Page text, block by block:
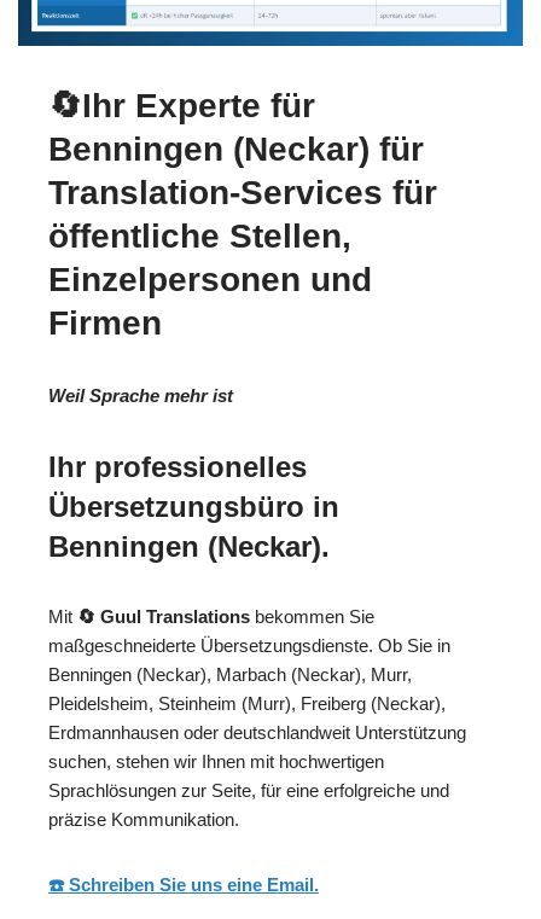
🔄Ihr Experte für
Benningen (Neckar) für
Translation-Services für
öffentliche Stellen,
Einzelpersonen und
Firmen
Weil Sprache mehr ist
Ihr professionelles
Übersetzungsbüro in
Benningen (Neckar).
Mit 🔄 Guul Translations bekommen Sie
maßgeschneiderte Übersetzungsdienste. Ob Sie in
Benningen (Neckar), Marbach (Neckar), Murr,
Pleidelsheim, Steinheim (Murr), Freiberg (Neckar),
Erdmannhausen oder deutschlandweit Unterstützung
suchen, stehen wir Ihnen mit hochwertigen
Sprachlösungen zur Seite, für eine erfolgreiche und
präzise Kommunikation.
☎️ Schreiben Sie uns eine Email.